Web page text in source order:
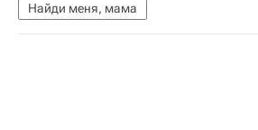
Найди меня, мама